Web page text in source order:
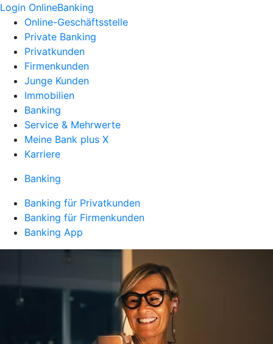
Login OnlineBanking
Online-Geschäftsstelle
Private Banking
Privatkunden
Firmenkunden
Junge Kunden
Immobilien
Banking
Service & Mehrwerte
Meine Bank plus X
Karriere
Banking
Banking für Privatkunden
Banking für Firmenkunden
Banking App